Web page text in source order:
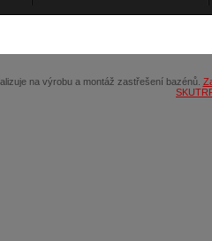
na výrobu a montáž zastřešení bazénů.